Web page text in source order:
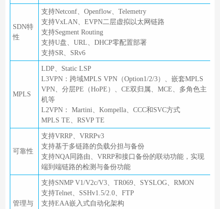
SDN特
性
支持Netconf、Openflow、Telemetry
支持VxLAN、EVPN二层虚拟以太网链路
支持Segment Routing
支持U盘、URL、DHCP零配置部署
支持SR、SRv6
MPLS
LDP、Static LSP
L3VPN：跨域MPLS VPN（Option1/2/3）、嵌套MPLS
VPN、分层PE（HoPE）、CE双归属、MCE、多角色主
机等
L2VPN： Martini、Kompella、CCC和SVC方式
MPLS TE、RSVP TE
可靠性
支持VRRP、VRRPv3
支持基于多链路的负载分担与备份
支持NQA同路由、VRRP和接口备份的联动功能，实现
端到端链路的检测与备份功能
管理与
支持SNMP V1/V2c/V3、TR069、SYSLOG、RMON
支持Telnet、SSHv1.5/2.0、FTP
支持EAA嵌入式自动化架构